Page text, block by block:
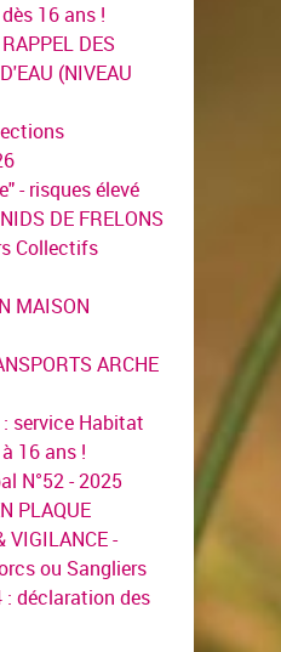
16 ans !
DES
(NIVEAU
- risques élevé
DE FRELONS
Collectifs
MAISON
ARCHE
: service Habitat
16 ans !
N°52 - 2025
PLAQUE
VIGILANCE -
ou Sangliers
: déclaration des